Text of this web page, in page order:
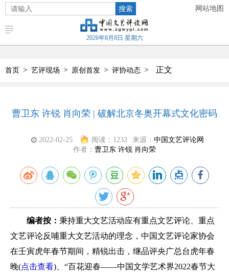
搜索 网站地图
2026年8月8日 星期六
首页 > 艺评现场 > 原创首发 > 评协动态 > 正文
曹卫东 许锐 肖向荣 | 破解北京冬奥开幕式文化密码
2022-02-25 阅读： 1232 来源： 中国文艺评论网
作者： 曹卫东 许锐 肖向荣
编者按： 秉持重大文艺活动应有重点文艺评论、重点
文艺评论反哺重大文艺活动的理念，中国文艺评论家协会
在壬寅虎年春节期间，精锐出击，继品评央广总台虎年春
晚(点击查看)、“百花迎春——中国文学艺术界2022春节大